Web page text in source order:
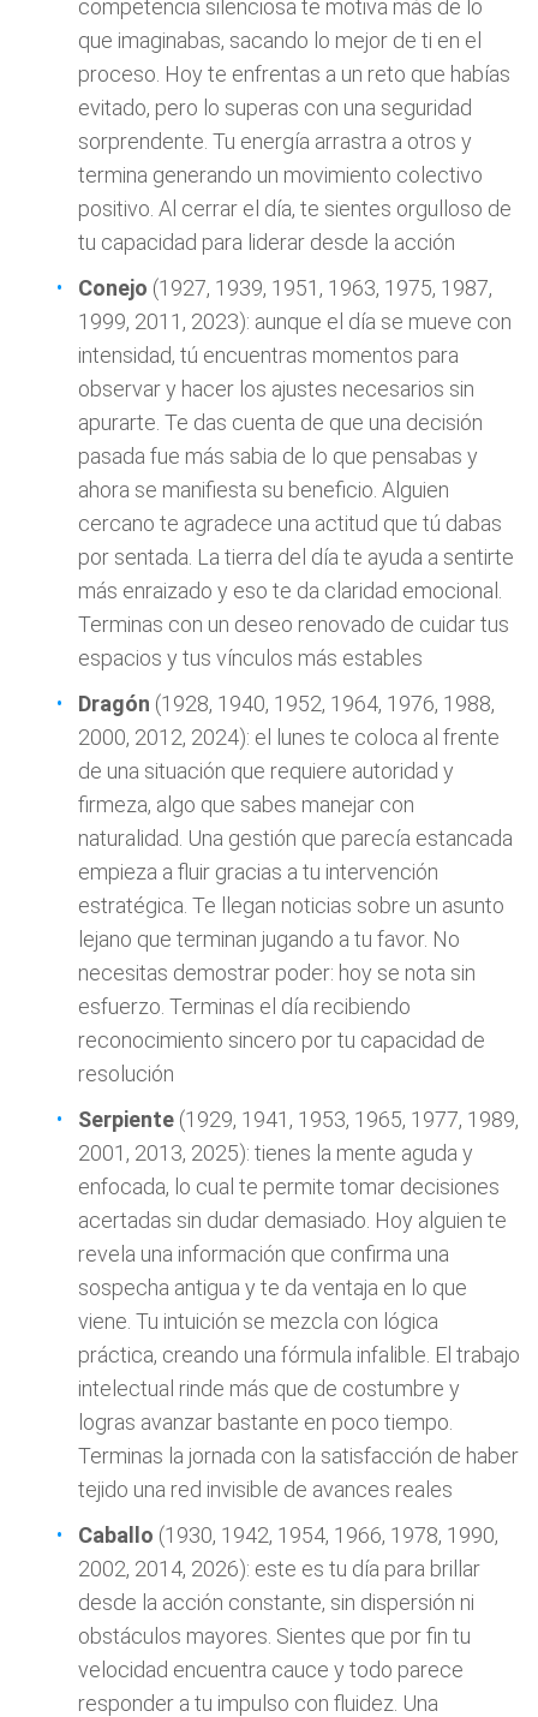
competencia silenciosa te motiva más de lo
que imaginabas, sacando lo mejor de ti en el
proceso. Hoy te enfrentas a un reto que habías
evitado, pero lo superas con una seguridad
sorprendente. Tu energía arrastra a otros y
termina generando un movimiento colectivo
positivo. Al cerrar el día, te sientes orgulloso de
tu capacidad para liderar desde la acción
Conejo (1927, 1939, 1951, 1963, 1975, 1987,
1999, 2011, 2023): aunque el día se mueve con
intensidad, tú encuentras momentos para
observar y hacer los ajustes necesarios sin
apurarte. Te das cuenta de que una decisión
pasada fue más sabia de lo que pensabas y
ahora se manifiesta su beneficio. Alguien
cercano te agradece una actitud que tú dabas
por sentada. La tierra del día te ayuda a sentirte
más enraizado y eso te da claridad emocional.
Terminas con un deseo renovado de cuidar tus
espacios y tus vínculos más estables
Dragón (1928, 1940, 1952, 1964, 1976, 1988,
2000, 2012, 2024): el lunes te coloca al frente
de una situación que requiere autoridad y
firmeza, algo que sabes manejar con
naturalidad. Una gestión que parecía estancada
empieza a fluir gracias a tu intervención
estratégica. Te llegan noticias sobre un asunto
lejano que terminan jugando a tu favor. No
necesitas demostrar poder: hoy se nota sin
esfuerzo. Terminas el día recibiendo
reconocimiento sincero por tu capacidad de
resolución
Serpiente (1929, 1941, 1953, 1965, 1977, 1989,
2001, 2013, 2025): tienes la mente aguda y
enfocada, lo cual te permite tomar decisiones
acertadas sin dudar demasiado. Hoy alguien te
revela una información que confirma una
sospecha antigua y te da ventaja en lo que
viene. Tu intuición se mezcla con lógica
práctica, creando una fórmula infalible. El trabajo
intelectual rinde más que de costumbre y
logras avanzar bastante en poco tiempo.
Terminas la jornada con la satisfacción de haber
tejido una red invisible de avances reales
Caballo (1930, 1942, 1954, 1966, 1978, 1990,
2002, 2014, 2026): este es tu día para brillar
desde la acción constante, sin dispersión ni
obstáculos mayores. Sientes que por fin tu
velocidad encuentra cauce y todo parece
responder a tu impulso con fluidez. Una